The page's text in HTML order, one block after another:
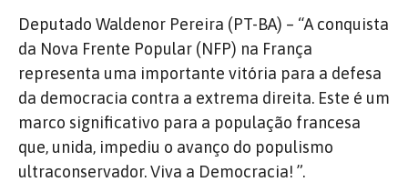
Deputado Waldenor Pereira (PT-BA) – “A conquista
da Nova Frente Popular (NFP) na França
representa uma importante vitória para a defesa
da democracia contra a extrema direita. Este é um
marco significativo para a população francesa
que, unida, impediu o avanço do populismo
ultraconservador. Viva a Democracia! ”.